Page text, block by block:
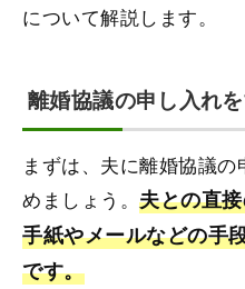
について解説します。
離婚協議の申し入れ
まずは、夫に離婚協議
めましょう。夫との直
手紙やメールなどの手
です。